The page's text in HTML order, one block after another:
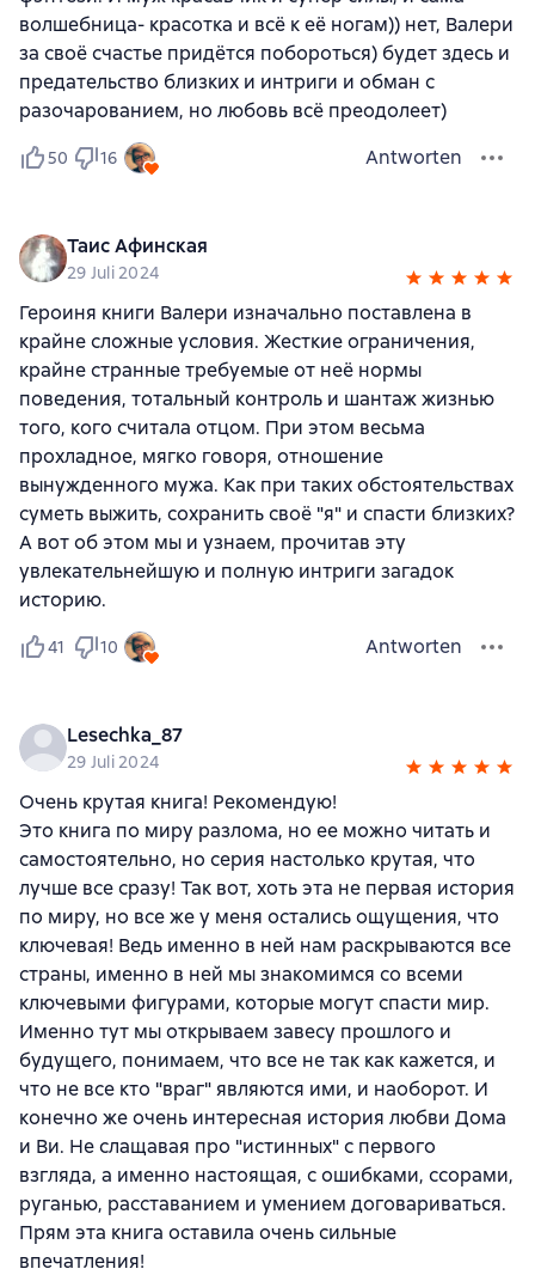
волшебница- красотка и всё к её ногам)) нет, Валери
за своё счастье придётся побороться) будет здесь и
предательство близких и интриги и обман с
разочарованием, но любовь всё преодолеет)
50 16 Antworten
Таис Афинская
29 Juli 2024
Героиня книги Валери изначально поставлена в
крайне сложные условия. Жесткие ограничения,
крайне странные требуемые от неё нормы
поведения, тотальный контроль и шантаж жизнью
того, кого считала отцом. При этом весьма
прохладное, мягко говоря, отношение
вынужденного мужа. Как при таких обстоятельствах
суметь выжить, сохранить своё "я" и спасти близких?
А вот об этом мы и узнаем, прочитав эту
увлекательнейшую и полную интриги загадок
историю.
41 10 Antworten
Lesechka_87
29 Juli 2024
Очень крутая книга! Рекомендую!
Это книга по миру разлома, но ее можно читать и
самостоятельно, но серия настолько крутая, что
лучше все сразу! Так вот, хоть эта не первая история
по миру, но все же у меня остались ощущения, что
ключевая! Ведь именно в ней нам раскрываются все
страны, именно в ней мы знакомимся со всеми
ключевыми фигурами, которые могут спасти мир.
Именно тут мы открываем завесу прошлого и
будущего, понимаем, что все не так как кажется, и
что не все кто "враг" являются ими, и наоборот. И
конечно же очень интересная история любви Дома
и Ви. Не слащавая про "истинных" с первого
взгляда, а именно настоящая, с ошибками, ссорами,
руганью, расставанием и умением договариваться.
Прям эта книга оставила очень сильные
впечатления!